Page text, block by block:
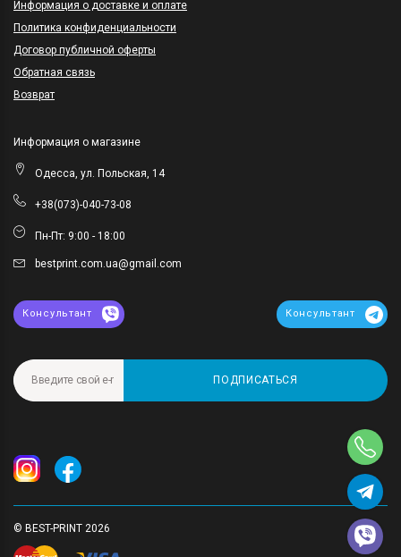
Информация о доставке и оплате
Политика конфиденциальности
Договор публичной оферты
Обратная связь
Возврат
Информация о магазине
Одесса, ул. Польская, 14
+38(073)-040-73-08
Пн-Пт: 9:00 - 18:00
bestprint.com.ua@gmail.com
Консультант Консультант
ПОДПИСАТЬСЯ
© BEST-PRINT 2026